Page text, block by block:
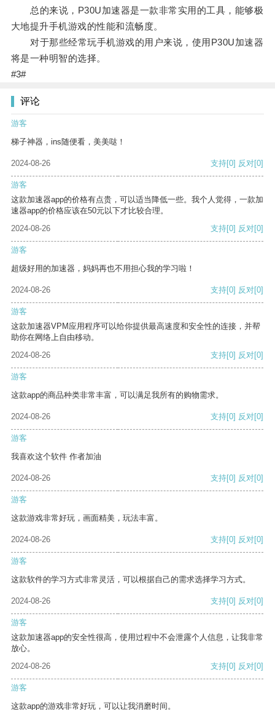
总的来说，P30U加速器是一款非常实用的工具，能够极
大地提升手机游戏的性能和流畅度。
对于那些经常玩手机游戏的用户来说，使用P30U加速器
将是一种明智的选择。
#3#
评论
游客
梯子神器，ins随便看，美美哒！
2024-08-26 支持[0] 反对[0]
游客
这款加速器app的价格有点贵，可以适当降低一些。我个人觉得，一款加
速器app的价格应该在50元以下才比较合理。
2024-08-26
支持[0] 反对[0]
游客
超级好用的加速器，妈妈再也不用担心我的学习啦！
2024-08-26 支持[0] 反对[0]
游客
这款加速器VPM应用程序可以给你提供最高速度和安全性的连接，并帮
助你在网络上自由移动。
2024-08-26
支持[0] 反对[0]
游客
这款app的商品种类非常丰富，可以满足我所有的购物需求。
2024-08-26 支持[0] 反对[0]
游客
我喜欢这个软件 作者加油
2024-08-26 支持[0] 反对[0]
游客
这款游戏非常好玩，画面精美，玩法丰富。
2024-08-26 支持[0] 反对[0]
游客
这款软件的学习方式非常灵活，可以根据自己的需求选择学习方式。
2024-08-26 支持[0] 反对[0]
游客
这款加速器app的安全性很高，使用过程中不会泄露个人信息，让我非常
放心。
2024-08-26
支持[0] 反对[0]
游客
这款app的游戏非常好玩，可以让我消磨时间。